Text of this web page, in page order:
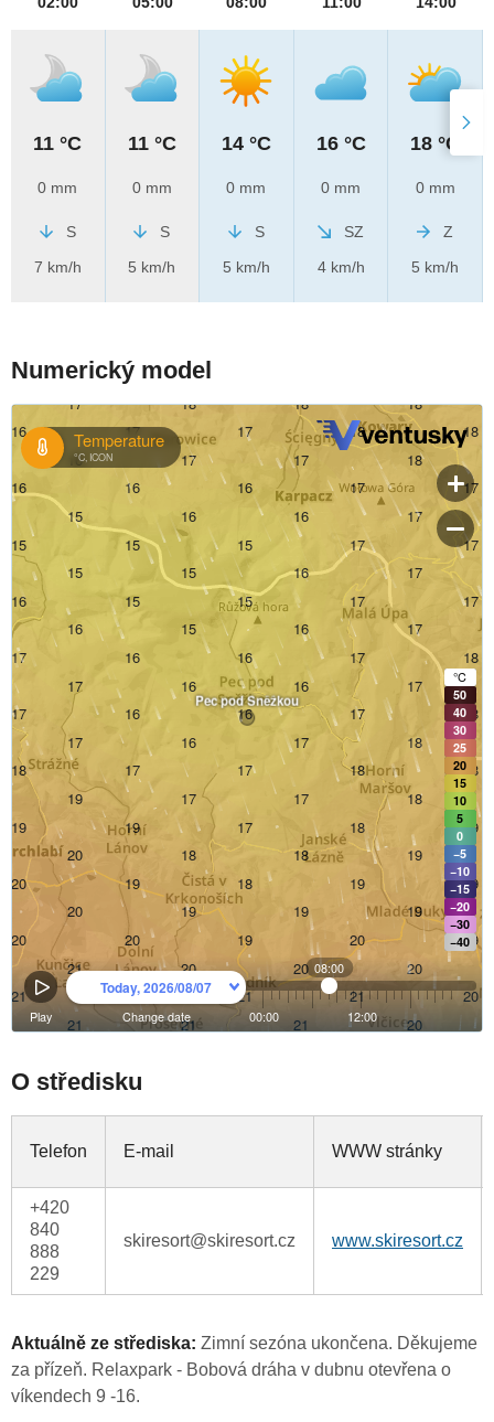
11 °C
0 mm
S
7 km/h
11 °C
0 mm
S
5 km/h
14 °C
0 mm
S
5 km/h
16 °C
0 mm
SZ
4 km/h
18 °C
0 mm
Z
5 km/h
Numerický model
O středisku
Telefon E-mail WWW stránky
+420
840
888
229
skiresort@skiresort.cz www.skiresort.cz
Aktuálně ze střediska: Zimní sezóna ukončena. Děkujeme
za přízeň. Relaxpark - Bobová dráha v dubnu otevřena o
víkendech 9 -16.